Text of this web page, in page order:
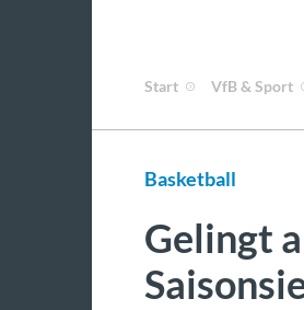
Start VfB & Sport
Basketball
Gelingt